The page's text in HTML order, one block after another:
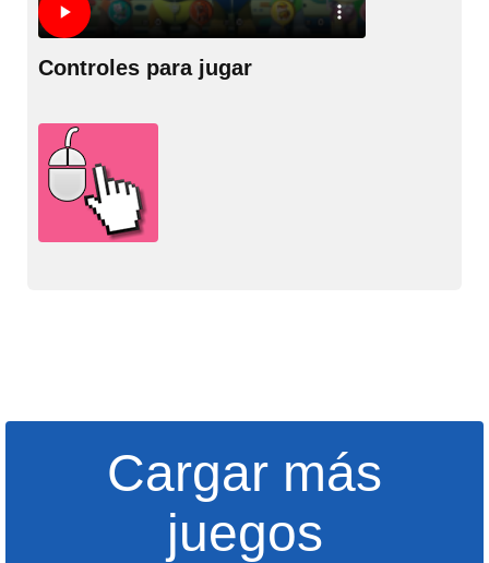
Controles para jugar
Cargar más
juegos